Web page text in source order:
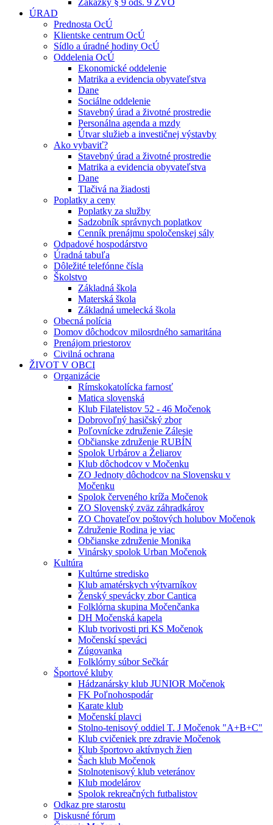
Zakázky § 9 ods. 9 ZVO
ÚRAD
Prednosta OcÚ
Klientske centrum OcÚ
Sídlo a úradné hodiny OcÚ
Oddelenia OcÚ
Ekonomické oddelenie
Matrika a evidencia obyvateľstva
Dane
Sociálne oddelenie
Stavebný úrad a životné prostredie
Personálna agenda a mzdy
Útvar služieb a investičnej výstavby
Ako vybaviť?
Stavebný úrad a životné prostredie
Matrika a evidencia obyvateľstva
Dane
Tlačivá na žiadosti
Poplatky a ceny
Poplatky za služby
Sadzobník správnych poplatkov
Cenník prenájmu spoločenskej sály
Odpadové hospodárstvo
Úradná tabuľa
Dôležité telefónne čísla
Školstvo
Základná škola
Materská škola
Základná umelecká škola
Obecná polícia
Domov dôchodcov milosrdného samaritána
Prenájom priestorov
Civilná ochrana
ŽIVOT V OBCI
Organizácie
Rímskokatolícka farnosť
Matica slovenská
Klub Filatelistov 52 - 46 Močenok
Dobrovoľný hasičský zbor
Poľovnícke združenie Zálesie
Občianske združenie RUBÍN
Spolok Urbárov a Želiarov
Klub dôchodcov v Močenku
ZO Jednoty dôchodcov na Slovensku v
Močenku
Spolok červeného kríža Močenok
ZO Slovenský zväz záhradkárov
ZO Chovateľov poštových holubov Močenok
Združenie Rodina je viac
Občianske združenie Monika
Vinársky spolok Urban Močenok
Kultúra
Kultúrne stredisko
Klub amatérskych výtvarníkov
Ženský spevácky zbor Cantica
Folklórna skupina Močenčanka
DH Močenská kapela
Klub tvorivosti pri KS Močenok
Močenskí speváci
Zúgovanka
Folklórny súbor Sečkár
Športové kluby
Hádzanársky klub JUNIOR Močenok
FK Poľnohospodár
Karate klub
Močenskí plavci
Stolno-tenisový oddiel T. J Močenok "A+B+C"
Klub cvičeniek pre zdravie Močenok
Klub športovo aktívnych žien
Šach klub Močenok
Stolnotenisový klub veteránov
Klub modelárov
Spolok rekreačných futbalistov
Odkaz pre starostu
Diskusné fórum